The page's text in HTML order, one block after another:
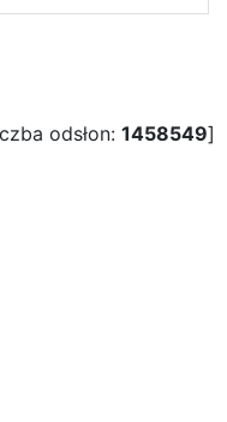
odsłon: 1458549]